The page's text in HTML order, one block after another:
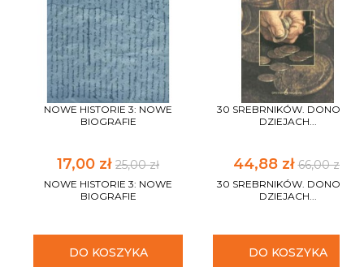
NOWE HISTORIE 3: NOWE
BIOGRAFIE
17,00 zł 25,00 zł
NOWE HISTORIE 3: NOWE
BIOGRAFIE
DO KOSZYKA
30 SREBRNIKÓW. DONOS W
DZIEJACH...
44,88 zł66,00 zł
30 SREBRNIKÓW. DONOS W
DZIEJACH...
DO KOSZYKA